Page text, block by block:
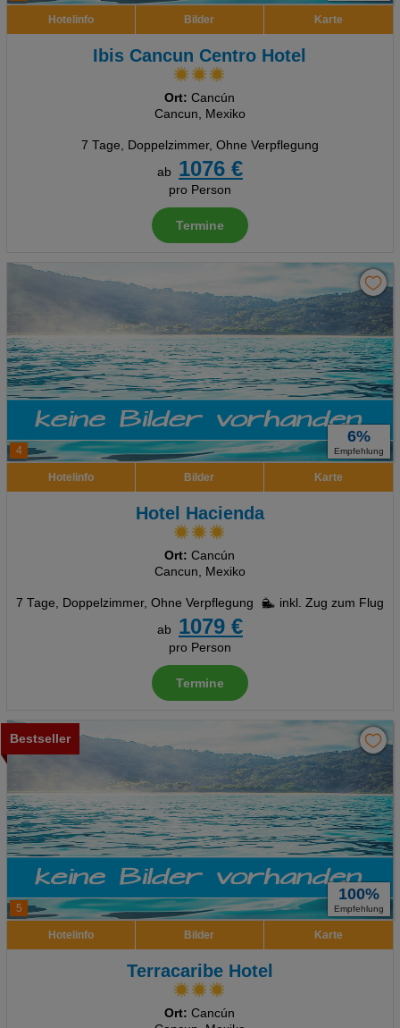
Hotelinfo Bilder Karte
Ibis Cancun Centro Hotel
Ort: Cancún
Cancun, Mexiko
7 Tage, Doppelzimmer, Ohne Verpflegung
ab
1076 €
pro Person
Termine
4
6%
Empfehlung
Hotelinfo Bilder Karte
Hotel Hacienda
Ort: Cancún
Cancun, Mexiko
7 Tage, Doppelzimmer, Ohne Verpflegung
inkl. Zug zum Flug
ab
1079 €
pro Person
Termine
5
Bestseller
100%
Empfehlung
Hotelinfo Bilder Karte
Terracaribe Hotel
Ort: Cancún